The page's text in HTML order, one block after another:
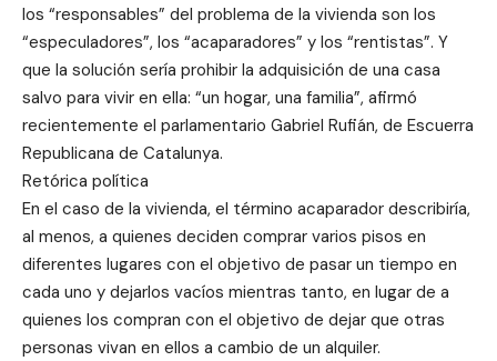
los “responsables” del problema de la vivienda son los
“especuladores”, los “acaparadores” y los “rentistas”. Y
que la solución sería prohibir la adquisición de una casa
salvo para vivir en ella: “un hogar, una familia”, afirmó
recientemente el parlamentario Gabriel Rufián, de Escuerra
Republicana de Catalunya.
Retórica política
En el caso de la vivienda, el término acaparador describiría,
al menos, a quienes deciden comprar varios pisos en
diferentes lugares con el objetivo de pasar un tiempo en
cada uno y dejarlos vacíos mientras tanto, en lugar de a
quienes los compran con el objetivo de dejar que otras
personas vivan en ellos a cambio de un alquiler.